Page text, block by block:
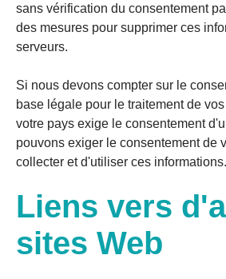
sans vérification du consentement
des mesures pour supprimer ces
serveurs.
Si nous devons compter sur le
base légale pour le traitement de
votre pays exige le consentement
pouvons exiger le consentement de
collecter et d'utiliser ces informations.
Liens vers
sites Web